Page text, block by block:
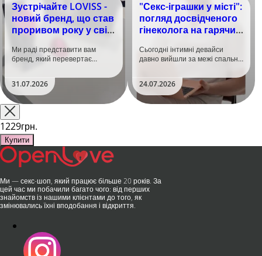
Зустрічайте LOVISS -
новий бренд, що став
проривом року у світі
Ми раді представити вам
бренд, який перевертає
та вже встиг стати сенсацією
на міжнародній виставці API
Shanghai-2026!​LOVISS - це
поєднання унікальної естетики
та бездога..
31.07.2026
"Секс-іграшки у місті":
погляд досвідченого
гінеколога на гарячий
Сьогодні інтимні девайси
давно вийшли за межі спальні.
безшумні моторчики та
стильний дизайн перетворили
їх на гаджет, який багато хто
використовує, тестує у
24.07.2026
1229грн.
Купити
Ми — секс-шоп, який працює більше 20 років. За
цей час ми побачили багато чого: від перших
знайомств із нашими клієнтами до того, як
змінювались їхні вподобання і відкриття.